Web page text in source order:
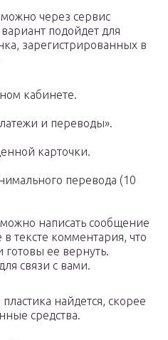
через сервис
подойдет для
зарегистрированных в
кабинете.
и переводы».
карточки.
перевода (10
написать сообщение
тексте комментария, что
ее вернуть.
связи с вами.
найдется, скорее
средства.